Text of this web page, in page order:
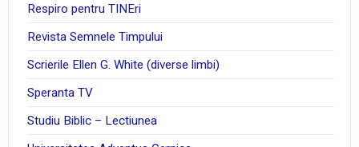
Respiro pentru TINEri
Revista Semnele Timpului
Scrierile Ellen G. White (diverse limbi)
Speranta TV
Studiu Biblic – Lectiunea